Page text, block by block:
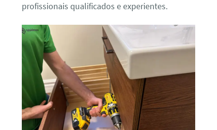
profissionais qualificados e experientes.